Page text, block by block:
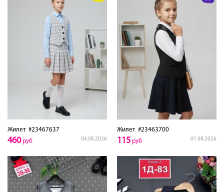
Жилет#23467637
04.08.2026
460руб
Жилет#23463700
01.08.2026
115 руб